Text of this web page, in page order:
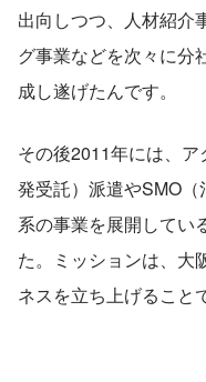
出向しつつ、人材紹介
グ事業などを次々に分
成し遂げたんです。
その後2011年には、
発受託）派遣やSMO
系の事業を展開してい
た。ミッションは、大
ネスを立ち上げること